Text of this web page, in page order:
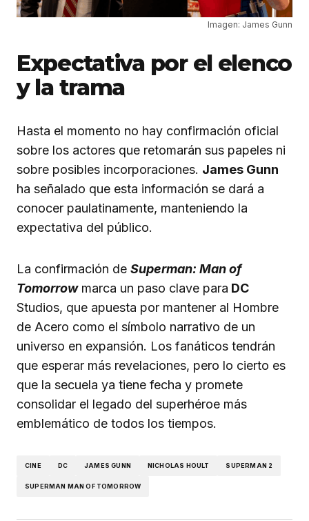
Imagen: James Gunn
Expectativa por el elenco
y la trama
Hasta el momento no hay confirmación oficial
sobre los actores que retomarán sus papeles ni
sobre posibles incorporaciones. James Gunn
ha señalado que esta información se dará a
conocer paulatinamente, manteniendo la
expectativa del público.
La confirmación de Superman: Man of
Tomorrowmarca un paso clave para DC
Studios, que apuesta por mantener al Hombre
de Acero como el símbolo narrativo de un
universo en expansión. Los fanáticos tendrán
que esperar más revelaciones, pero lo cierto es
que la secuela ya tiene fecha y promete
consolidar el legado del superhéroe más
emblemático de todos los tiempos.
CINE DC JAMES GUNN NICHOLAS HOULT SUPERMAN 2
SUPERMAN MAN OF TOMORROW